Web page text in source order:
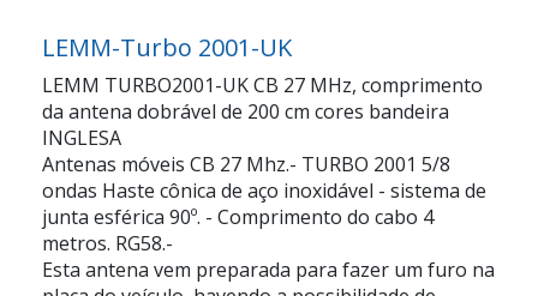
LEMM-Turbo 2001-UK
LEMM TURBO2001-UK CB 27 MHz, comprimento
da antena dobrável de 200 cm cores bandeira
INGLESA
Antenas móveis CB 27 Mhz.- TURBO 2001 5/8
ondas Haste cônica de aço inoxidável - sistema de
junta esférica 90º. - Comprimento do cabo 4
metros. RG58.-
Esta antena vem preparada para fazer um furo na